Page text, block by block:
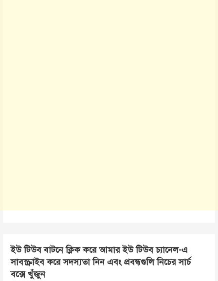
ইউ টিউব বাটনে ক্লিক করে আমার ইউ টিউব চ্যানেল-এ
সাবস্ক্রাইব করে সদস্যতা নিন এবং প্রবন্ধগুলি নিচের সার্চ
বক্সে খুঁজুন